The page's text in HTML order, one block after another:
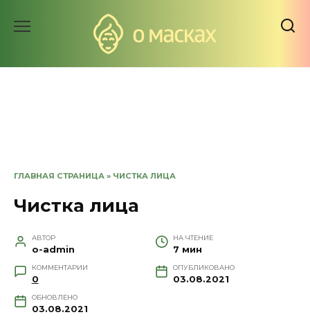
ГЛАВНАЯ СТРАНИЦА » ЧИСТКА ЛИЦА
Чистка лица
АВТОР
o-admin
НА ЧТЕНИЕ
7 мин
КОММЕНТАРИИ
0
ОПУБЛИКОВАНО
03.08.2021
ОБНОВЛЕНО
03.08.2021